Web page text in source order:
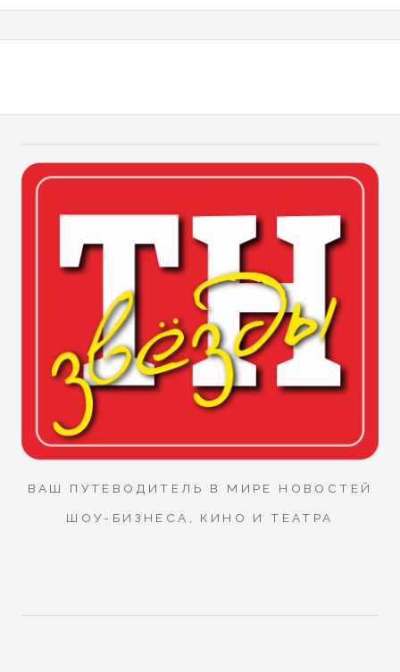
ВАШ ПУТЕВОДИТЕЛЬ В МИРЕ НОВОСТЕЙ
ШОУ-БИЗНЕСА, КИНО И ТЕАТРА